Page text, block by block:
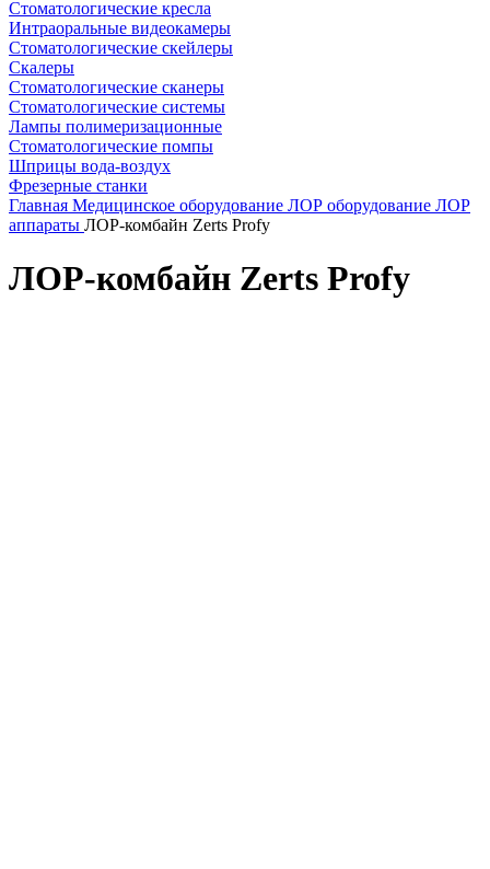
Стоматологические кресла
Интраоральные видеокамеры
Стоматологические скейлеры
Скалеры
Стоматологические сканеры
Стоматологические системы
Лампы полимеризационные
Стоматологические помпы
Шприцы вода-воздух
Фрезерные станки
Главная Медицинское оборудование ЛОР оборудование ЛОР
аппараты ЛОР-комбайн Zerts Profy
ЛОР-комбайн Zerts Profy